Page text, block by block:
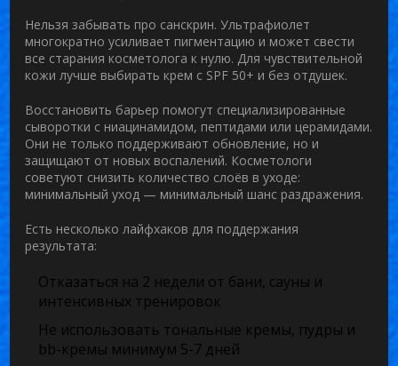
Нельзя забывать про санскрин. Ультрафиолет
многократно усиливает пигментацию и может свести
все старания косметолога к нулю. Для чувствительной
кожи лучше выбирать крем с SPF 50+ и без отдушек.
Восстановить барьер помогут специализированные
сыворотки с ниацинамидом, пептидами или церамидами.
Они не только поддерживают обновление, но и
защищают от новых воспалений. Косметологи
советуют снизить количество слоёв в уходе:
минимальный уход — минимальный шанс раздражения.
Есть несколько лайфхаков для поддержания
результата:
Отказаться на 2 недели от бани, сауны и
интенсивных тренировок
Не использовать тональные кремы, пудры и
bb-кремы минимум 5-7 дней